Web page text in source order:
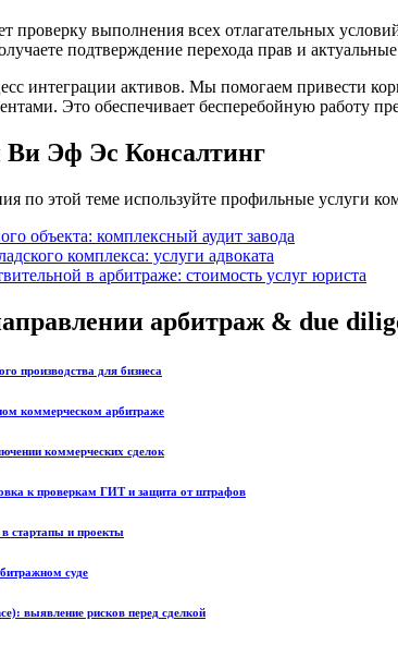
проверку выполнения всех отлагательных
подтверждение перехода прав и
интеграции активов. Мы помогаем привести
Это обеспечивает бесперебойную работу
Эф Эс Консалтинг
по этой теме используйте профильные услуги
объекта: комплексный аудит завода
комплекса: услуги адвоката
в арбитраже: стоимость услуг юриста
арбитраж & due
производства для бизнеса
коммерческом арбитраже
коммерческих сделок
к проверкам ГИТ и защита от штрафов
стартапы и проекты
суде
выявление рисков перед сделкой